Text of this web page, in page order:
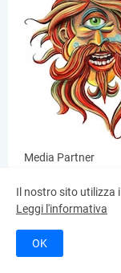
Media Partner
Mare e Miniere
Il nostro sito utilizza
Leggi l'informativa
OK